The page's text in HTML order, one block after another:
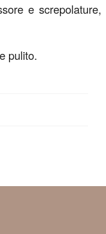
e screpolature,
pulito.